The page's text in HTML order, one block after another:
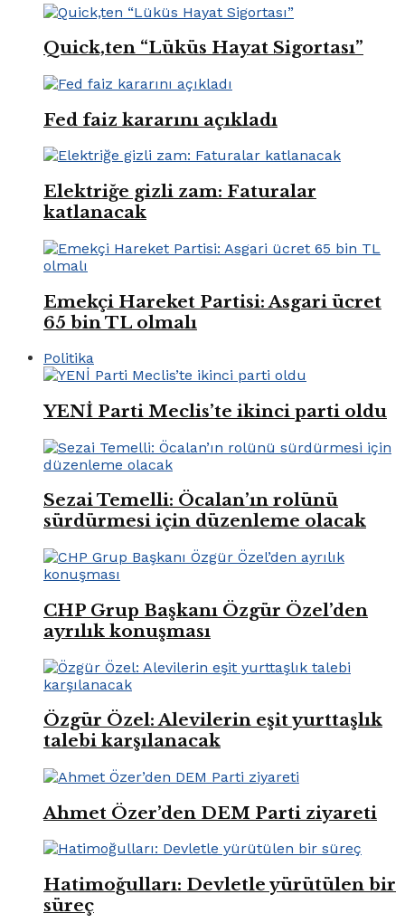
Quick,ten “Lüküs Hayat Sigortası”
Fed faiz kararını açıkladı
Elektriğe gizli zam: Faturalar
katlanacak
Emekçi Hareket Partisi: Asgari ücret
65 bin TL olmalı
Politika
YENİ Parti Meclis’te ikinci parti oldu
Sezai Temelli: Öcalan’ın rolünü
sürdürmesi için düzenleme olacak
CHP Grup Başkanı Özgür Özel’den
ayrılık konuşması
Özgür Özel: Alevilerin eşit yurttaşlık
talebi karşılanacak
Ahmet Özer’den DEM Parti ziyareti
Hatimoğulları: Devletle yürütülen bir
süreç